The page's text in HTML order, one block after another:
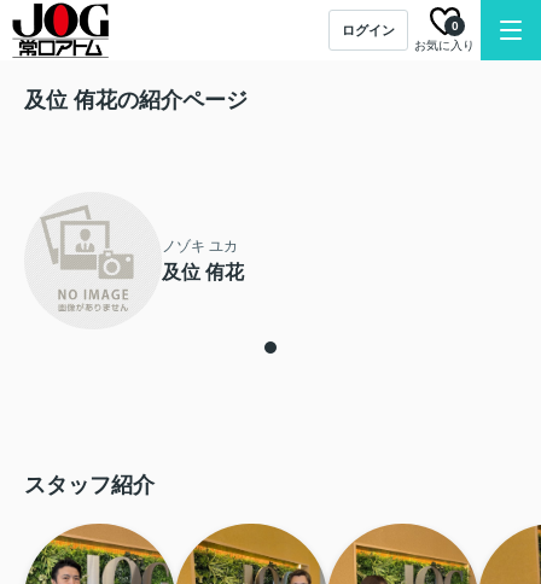
ログイン
お気に入り
0
及位 侑花の紹介ページ
ノゾキ ユカ
及位 侑花
スタッフ紹介